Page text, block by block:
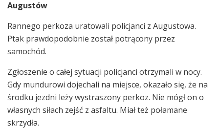
Augustów
Rannego perkoza uratowali policjanci z Augustowa.
Ptak prawdopodobnie został potrącony przez
samochód.
Zgłoszenie o całej sytuacji policjanci otrzymali w nocy.
Gdy mundurowi dojechali na miejsce, okazało się, że na
środku jezdni leży wystraszony perkoz. Nie mógł on o
własnych siłach zejść z asfaltu. Miał też połamane
skrzydła.